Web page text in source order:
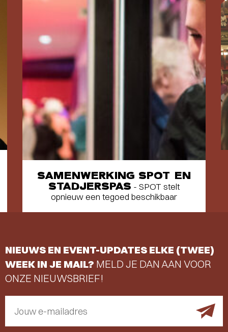
SAMENWERKING SPOT EN
STADJERSPAS - SPOT stelt
opnieuw een tegoed beschikbaar
NIEUWS EN EVENT-UPDATES ELKE (TWEE)
WEEK IN JE MAIL? MELD JE DAN AAN VOOR
ONZE NIEUWSBRIEF!
Jouw e-mailadres